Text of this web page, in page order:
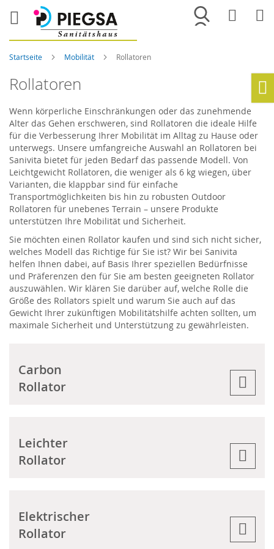
Merkliste
Startseite Mobilität Rollatoren
Rollatoren
Wenn körperliche Einschränkungen oder das zunehmende
Alter das Gehen erschweren, sind Rollatoren die ideale Hilfe
für die Verbesserung Ihrer Mobilität im Alltag zu Hause oder
unterwegs. Unsere umfangreiche Auswahl an Rollatoren bei
Sanivita bietet für jeden Bedarf das passende Modell. Von
Leichtgewicht Rollatoren, die weniger als 6 kg wiegen, über
Varianten, die klappbar sind für einfache
Transportmöglichkeiten bis hin zu robusten Outdoor
Rollatoren für unebenes Terrain – unsere Produkte
unterstützen Ihre Mobilität und Sicherheit.
Sie möchten einen Rollator kaufen und sind sich nicht sicher,
welches Modell das Richtige für Sie ist? Wir bei Sanivita
helfen Ihnen dabei, auf Basis Ihrer speziellen Bedürfnisse
und Präferenzen den für Sie am besten geeigneten Rollator
auszuwählen. Wir klären Sie darüber auf, welche Rolle die
Größe des Rollators spielt und warum Sie auch auf das
Gewicht Ihrer zukünftigen Mobilitätshilfe achten sollten, um
maximale Sicherheit und Unterstützung zu gewährleisten.
Carbon
Rollator
Leichter
Rollator
Elektrischer
Rollator